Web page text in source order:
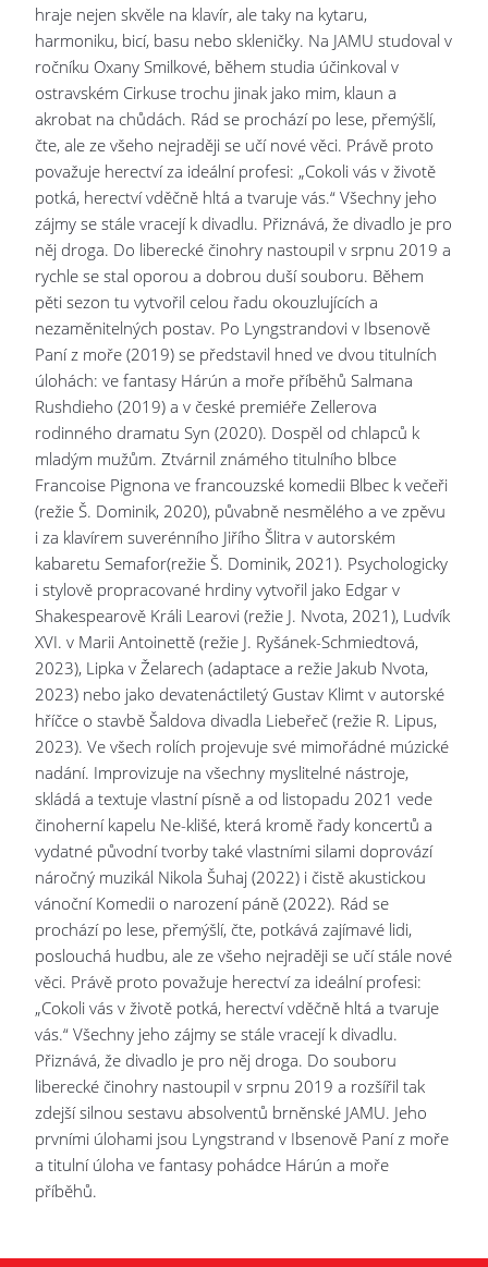
hraje nejen skvěle na klavír, ale taky na kytaru,
harmoniku, bicí, basu nebo skleničky. Na JAMU studoval v
ročníku Oxany Smilkové, během studia účinkoval v
ostravském Cirkuse trochu jinak jako mim, klaun a
akrobat na chůdách. Rád se prochází po lese, přemýšlí,
čte, ale ze všeho nejraději se učí nové věci. Právě proto
považuje herectví za ideální profesi: „Cokoli vás v životě
potká, herectví vděčně hltá a tvaruje vás.“ Všechny jeho
zájmy se stále vracejí k divadlu. Přiznává, že divadlo je pro
něj droga. Do liberecké činohry nastoupil v srpnu 2019 a
rychle se stal oporou a dobrou duší souboru. Během
pěti sezon tu vytvořil celou řadu okouzlujících a
nezaměnitelných postav. Po Lyngstrandovi v Ibsenově
Paní z moře (2019) se představil hned ve dvou titulních
úlohách: ve fantasy Hárún a moře příběhů Salmana
Rushdieho (2019) a v české premiéře Zellerova
rodinného dramatu Syn (2020). Dospěl od chlapců k
mladým mužům. Ztvárnil známého titulního blbce
Francoise Pignona ve francouzské komedii Blbec k večeři
(režie Š. Dominik, 2020), půvabně nesmělého a ve zpěvu
i za klavírem suverénního Jiřího Šlitra v autorském
kabaretu Semafor(režie Š. Dominik, 2021). Psychologicky
i stylově propracované hrdiny vytvořil jako Edgar v
Shakespearově Králi Learovi (režie J. Nvota, 2021), Ludvík
XVI. v Marii Antoinettě (režie J. Ryšánek-Schmiedtová,
2023), Lipka v Želarech (adaptace a režie Jakub Nvota,
2023) nebo jako devatenáctiletý Gustav Klimt v autorské
hříčce o stavbě Šaldova divadla Liebeřeč (režie R. Lipus,
2023). Ve všech rolích projevuje své mimořádné múzické
nadání. Improvizuje na všechny myslitelné nástroje,
skládá a textuje vlastní písně a od listopadu 2021 vede
činoherní kapelu Ne-klišé, která kromě řady koncertů a
vydatné původní tvorby také vlastními silami doprovází
náročný muzikál Nikola Šuhaj (2022) i čistě akustickou
vánoční Komedii o narození páně (2022). Rád se
prochází po lese, přemýšlí, čte, potkává zajímavé lidi,
poslouchá hudbu, ale ze všeho nejraději se učí stále nové
věci. Právě proto považuje herectví za ideální profesi:
„Cokoli vás v životě potká, herectví vděčně hltá a tvaruje
vás.“ Všechny jeho zájmy se stále vracejí k divadlu.
Přiznává, že divadlo je pro něj droga. Do souboru
liberecké činohry nastoupil v srpnu 2019 a rozšířil tak
zdejší silnou sestavu absolventů brněnské JAMU. Jeho
prvními úlohami jsou Lyngstrand v Ibsenově Paní z moře
a titulní úloha ve fantasy pohádce Hárún a moře
příběhů.